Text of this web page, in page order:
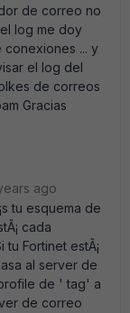
de correo no
log me doy
... y
el log del
de correos
Gracias
ago
tu esquema de
cada
Fortinet estÃ¡
al server de
de ' tag' a
de correo